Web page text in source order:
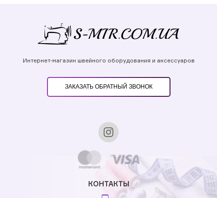
Интернет-магазин швейного оборудования и аксессуаров
ЗАКАЗАТЬ ОБРАТНЫЙ ЗВОНОК
КОНТАКТЫ